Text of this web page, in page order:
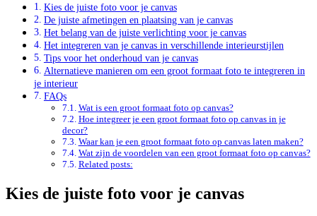
Kies de juiste foto voor je canvas
De juiste afmetingen en plaatsing van je canvas
Het belang van de juiste verlichting voor je canvas
Het integreren van je canvas in verschillende interieurstijlen
Tips voor het onderhoud van je canvas
Alternatieve manieren om een groot formaat foto te integreren in
je interieur
FAQs
Wat is een groot formaat foto op canvas?
Hoe integreer je een groot formaat foto op canvas in je
decor?
Waar kan je een groot formaat foto op canvas laten maken?
Wat zijn de voordelen van een groot formaat foto op canvas?
Related posts:
Kies de juiste foto voor je canvas